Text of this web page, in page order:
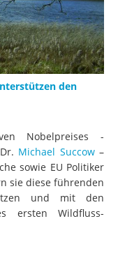
den
Nobelpreises -
Michael Succow–
sowie EU Politiker
sie diese führenden
und mit den
ersten Wildfluss-